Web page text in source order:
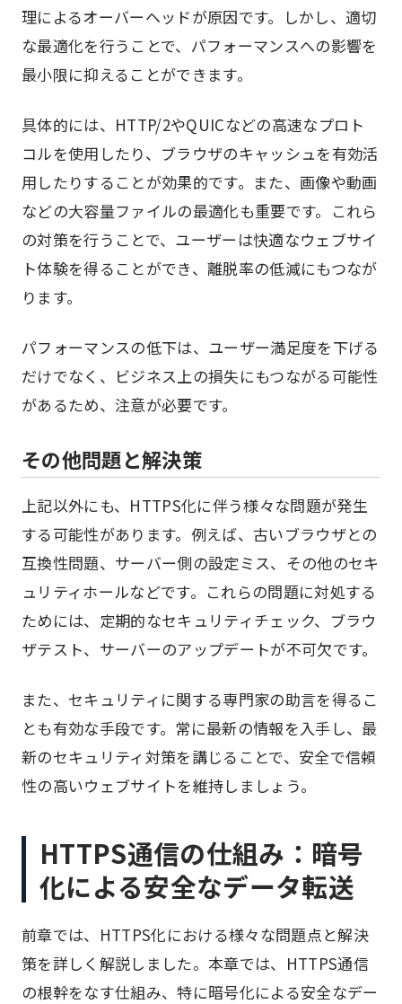
理によるオーバーヘッドが原因です。しかし、適切
な最適化を行うことで、パフォーマンスへの影響を
最小限に抑えることができます。
具体的には、HTTP/2やQUICなどの高速なプロト
コルを使用したり、ブラウザのキャッシュを有効活
用したりすることが効果的です。また、画像や動画
などの大容量ファイルの最適化も重要です。これら
の対策を行うことで、ユーザーは快適なウェブサイ
ト体験を得ることができ、離脱率の低減にもつなが
ります。
パフォーマンスの低下は、ユーザー満足度を下げる
だけでなく、ビジネス上の損失にもつながる可能性
があるため、注意が必要です。
その他問題と解決策
上記以外にも、HTTPS化に伴う様々な問題が発生
する可能性があります。例えば、古いブラウザとの
互換性問題、サーバー側の設定ミス、その他のセキ
ュリティホールなどです。これらの問題に対処する
ためには、定期的なセキュリティチェック、ブラウ
ザテスト、サーバーのアップデートが不可欠です。
また、セキュリティに関する専門家の助言を得るこ
とも有効な手段です。常に最新の情報を入手し、最
新のセキュリティ対策を講じることで、安全で信頼
性の高いウェブサイトを維持しましょう。
HTTPS通信の仕組み：暗号
化による安全なデータ転送
前章では、HTTPS化における様々な問題点と解決
策を詳しく解説しました。本章では、HTTPS通信
の根幹をなす仕組み、特に暗号化による安全なデー